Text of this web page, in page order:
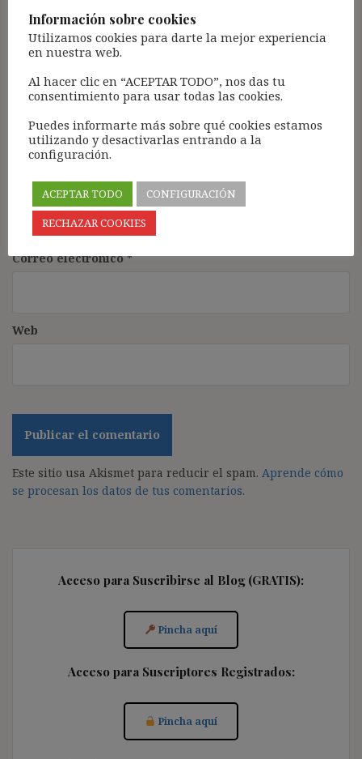
Nombre*
Correo electrónico*
Web
Este sitio usa Akismet para reducir el spam. Aprende cómo
se procesan los datos de tus comentarios.
Acceso para Suscribirse al Blog (GRATIS):
Pincha aquí
Acceso para Suscriptores Registrados:
Pincha aquí
Información sobre cookies
Utilizamos cookies para darte la mejor experiencia
en nuestra web.
Al hacer clic en “ACEPTAR TODO”, nos das tu
consentimiento para usar todas las cookies.
Puedes informarte más sobre qué cookies estamos
utilizando y desactivarlas entrando a la
configuración.
ACEPTAR TODO
CONFIGURACIÓN
RECHAZAR COOKIES